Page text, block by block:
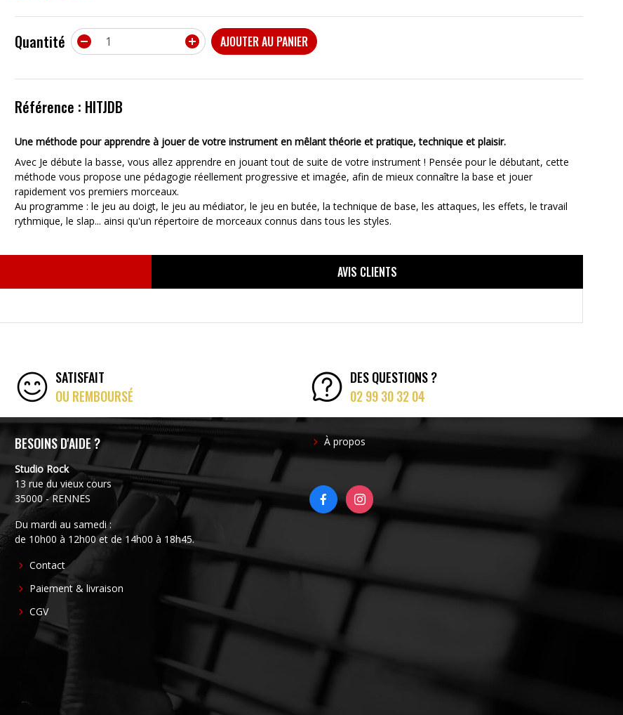
Quantité   AJOUTER AU PANIER
Référence : HITJDB
Une méthode pour apprendre à jouer de votre instrument en mêlant théorie et pratique, technique et plaisir.
Avec Je débute la basse, vous allez apprendre en jouant tout de suite de votre instrument ! Pensée pour le débutant, cette
méthode vous propose une pédagogie réellement progressive et imagée, afin de mieux connaître la base et jouer
rapidement vos premiers morceaux.
Au programme : le jeu au doigt, le jeu au médiator, le jeu en butée, la technique de base, les attaques, les effets, le travail
rythmique, le slap... ainsi qu'un répertoire de morceaux connus dans tous les styles.
AVIS CLIENTS
SATISFAIT
OU REMBOURSÉ
DES QUESTIONS ?
02 99 30 32 04
BESOINS D'AIDE ?
Studio Rock
13 rue du vieux cours
35000 - RENNES
Du mardi au samedi :
de 10h00 à 12h00 et de 14h00 à 18h45.
FOOTER
CENTER
Contact
Paiement & livraison
CGV
FOOTER
RIGHT
À propos
FACEBOOKINSTAGRAM
AUTRES INSTRUMENTS
PROMOTIONS